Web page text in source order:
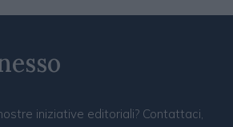
iniziative editoriali? Contattaci,